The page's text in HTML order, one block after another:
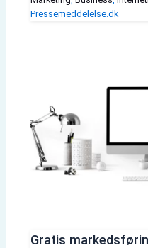
Pressemeddelelse.dk
Gratis